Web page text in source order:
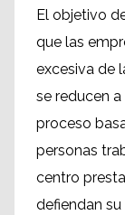
El objetivo
que las
excesiva de
se reducen
proceso
personas
centro
defiendan